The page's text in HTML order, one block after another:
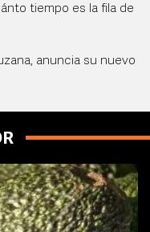
tiempo es la fila de
anuncia su nuevo